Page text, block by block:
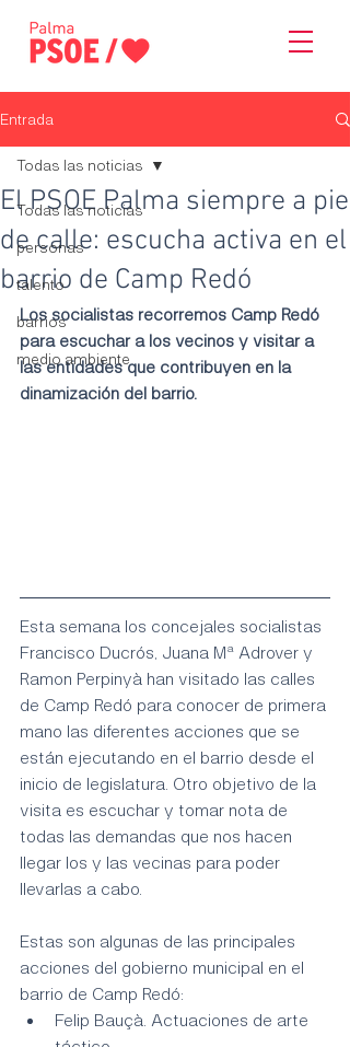
Entrada
Todas las noticias
personas
talento
barrios
medio ambiente
Todas las noticias
El PSOE Palma siempre a pie
de calle: escucha activa en el
barrio de Camp Redó
Los socialistas recorremos Camp Redó
para escuchar a los vecinos y visitar a
las entidades que contribuyen en la
dinamización del barrio.
Esta semana los concejales socialistas
Francisco Ducrós, Juana Mª Adrover y
Ramon Perpinyà han visitado las calles
de Camp Redó para conocer de primera
mano las diferentes acciones que se
están ejecutando en el barrio desde el
inicio de legislatura. Otro objetivo de la
visita es escuchar y tomar nota de
todas las demandas que nos hacen
llegar los y las vecinas para poder
llevarlas a cabo.
Estas son algunas de las principales
acciones del gobierno municipal en el
barrio de Camp Redó:
Felip Bauçà. Actuaciones de arte